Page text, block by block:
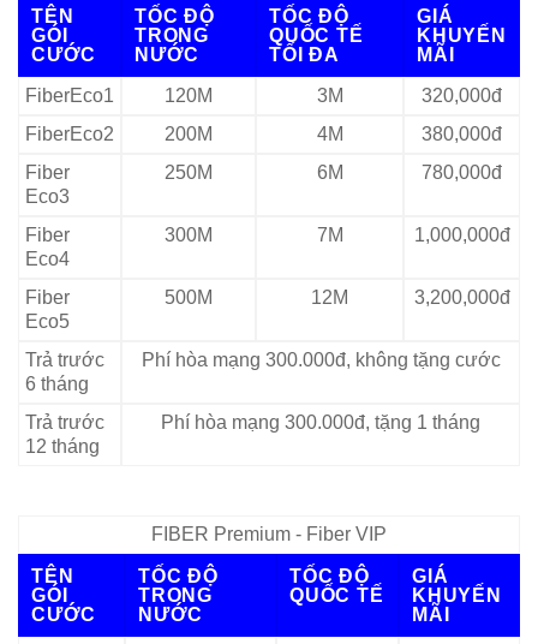
TÊN
GÓI
CƯỚC
TỐC ĐỘ
TRONG
NƯỚC
TỐC ĐỘ
QUỐC TẾ
TỐI ĐA
GIÁ
KHUYẾN
MÃI
FiberEco1
120M 3M
320,000đ
FiberEco2
200M 4M
380,000đ
Fiber
Eco3
250M 6M 780,000đ
Fiber
Eco4
300M 7M 1,000,000đ
Fiber
Eco5
500M 12M 3,200,000đ
Trả trước
6 tháng
Phí hòa mạng 300.000đ, không tặng cước
Trả trước
12 tháng
Phí hòa mạng 300.000đ, tặng 1 tháng
FIBER Premium - Fiber VIP
TÊN
GÓI
CƯỚC
TỐC ĐỘ
TRONG
NƯỚC
TỐC ĐỘ
QUỐC TẾ
GIÁ
KHUYẾN
MÃI